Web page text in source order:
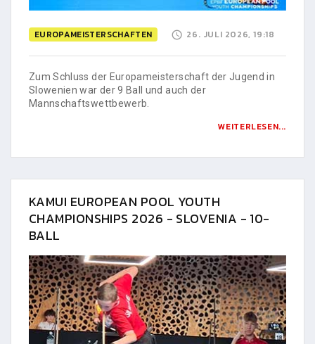
EUROPAMEISTERSCHAFTEN 26. JULI 2026, 19:18
Zum Schluss der Europameisterschaft der Jugend in
Slowenien war der 9 Ball und auch der
Mannschaftswettbewerb.
WEITERLESEN...
KAMUI EUROPEAN POOL YOUTH
CHAMPIONSHIPS 2026 - SLOVENIA - 10-
BALL